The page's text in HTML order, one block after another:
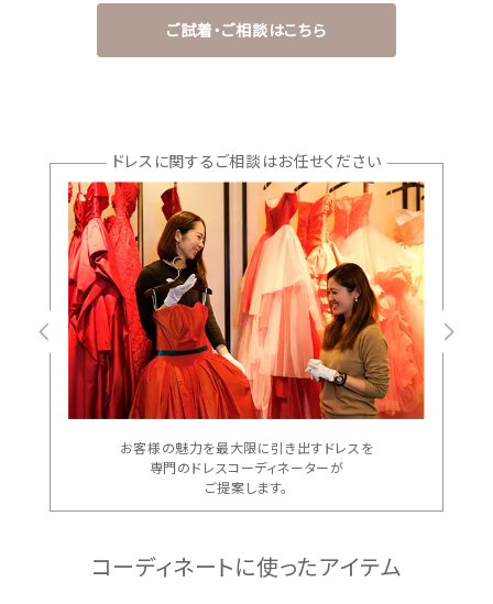
ご試着・ご相談はこちら
ドレスに関するご相談はお任せください
お客様の魅力を最大限に引き出すドレスを
専門のドレスコーディネーターが
ご提案します。
コーディネートに使ったアイテム